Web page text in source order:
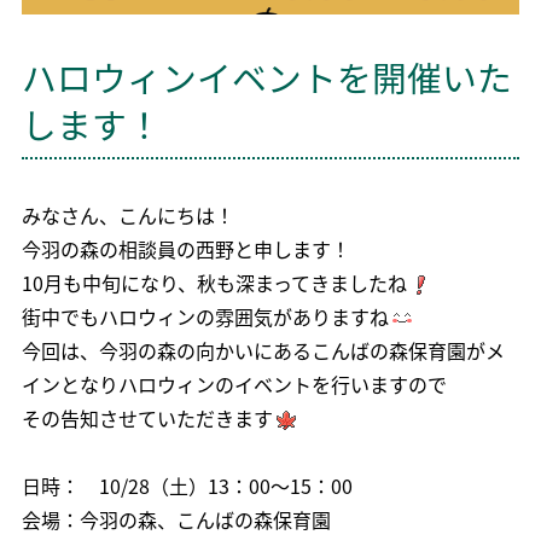
ハロウィンイベントを開催いた
します！
みなさん、こんにちは！
今羽の森の相談員の西野と申します！
10月も中旬になり、秋も深まってきましたね
街中でもハロウィンの雰囲気がありますね
今回は、今羽の森の向かいにあるこんばの森保育園がメ
インとなりハロウィンのイベントを行いますので
その告知させていただきます
日時： 10/28（土）13：00～15：00
会場：今羽の森、こんばの森保育園